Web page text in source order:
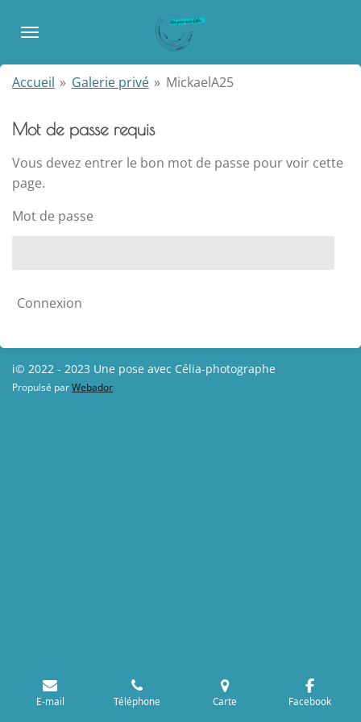
au
principal
Accueil » Galerie privé » MickaelA25
Mot de passe requis
Vous devez entrer le bon mot de passe pour voir cette
page.
Mot de passe
Connexion
i© 2022 - 2023 Une pose avec Célia-photographe
Propulsé par Webador
E-mail Téléphone Carte Facebook